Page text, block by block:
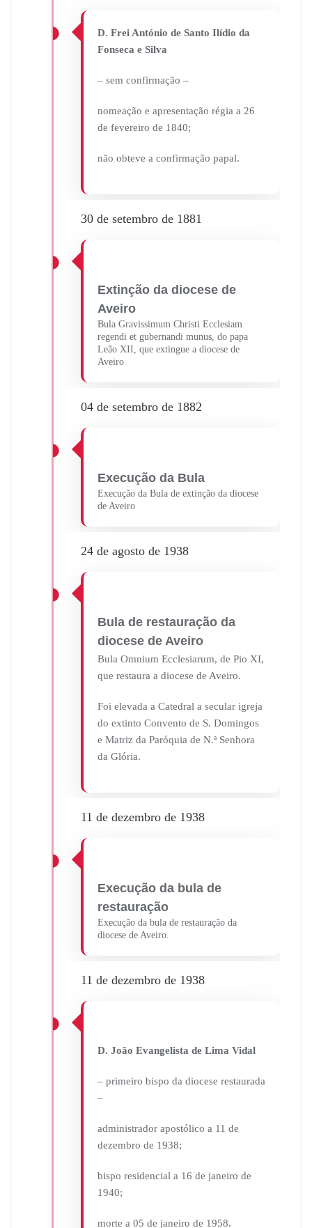
D. Frei António de Santo Ilídio da
Fonseca e Silva
– sem confirmação –
nomeação e apresentação régia a 26
de fevereiro de 1840;
não obteve a confirmação papal.
30 de setembro de 1881
Extinção da diocese de
Aveiro
Bula Gravissimum Christi Ecclesiam
regendi et gubernandi munus, do papa
Leão XII, que extingue a diocese de
Aveiro
04 de setembro de 1882
Execução da Bula
Execução da Bula de extinção da diocese
de Aveiro
24 de agosto de 1938
Bula de restauração da
diocese de Aveiro
Bula Omnium Ecclesiarum, de Pio XI,
que restaura a diocese de Aveiro.
Foi elevada a Catedral a secular igreja
do extinto Convento de S. Domingos
e Matriz da Paróquia de N.ª Senhora
da Glória.
11 de dezembro de 1938
Execução da bula de
restauração
Execução da bula de restauração da
diocese de Aveiro.
11 de dezembro de 1938
D. João Evangelista de Lima Vidal
– primeiro bispo da diocese restaurada
–
administrador apostólico a 11 de
dezembro de 1938;
bispo residencial a 16 de janeiro de
1940;
morte a 05 de janeiro de 1958.